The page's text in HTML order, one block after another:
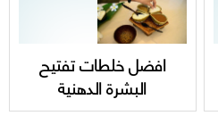
افضل خلطات تفتيح
البشرة الدهنية